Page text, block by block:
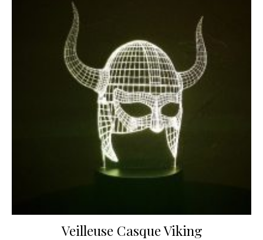
Veilleuse Casque Viking